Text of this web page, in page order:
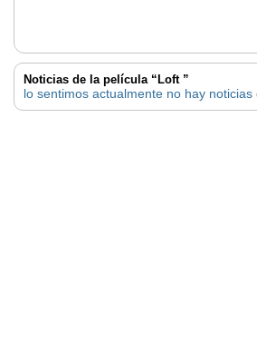
Noticias de la película “Loft ”
lo sentimos actualmente no hay